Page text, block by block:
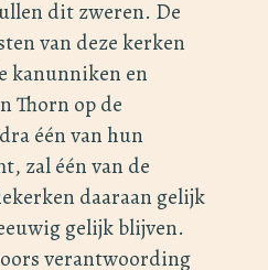
dit zweren. De
van deze kerken
kanunniken en
Thorn op de
één van hun
zal één van de
daaraan gelijk
gelijk blijven.
verantwoording